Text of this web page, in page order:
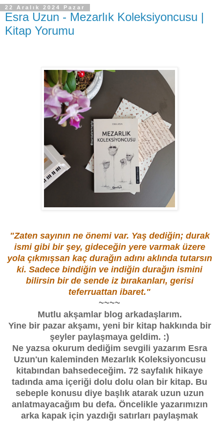
22 Aralık 2024 Pazar
Esra Uzun - Mezarlık Koleksiyoncusu |
Kitap Yorumu
"Zaten sayının ne önemi var. Yaş dediğin; durak
ismi gibi bir şey, gideceğin yere varmak üzere
yola çıkmışsan kaç durağın adını aklında tutarsın
ki. Sadece bindiğin ve indiğin durağın ismini
bilirsin bir de sende iz bırakanları, gerisi
teferruattan ibaret."
~~~~
Mutlu akşamlar blog arkadaşlarım.
Yine bir pazar akşamı, yeni bir kitap hakkında bir
şeyler paylaşmaya geldim. :)
Ne yazsa okurum dediğim sevgili yazarım Esra
Uzun'un kaleminden Mezarlık Koleksiyoncusu
kitabından bahsedeceğim. 72 sayfalık hikaye
tadında ama içeriği dolu dolu olan bir kitap. Bu
sebeple konusu diye başlık atarak uzun uzun
anlatmayacağım bu defa. Öncelikle yazarımızın
arka kapak için yazdığı satırları paylaşmak